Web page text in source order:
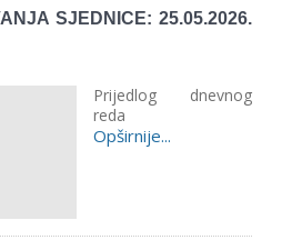
SJEDNICE: 25.05.2026.
Prijedlog dnevnog
reda
Opširnije...